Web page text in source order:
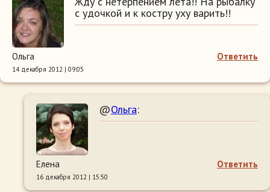
с удочкой и к костру уху варить!!
Ответить
Ольга
14 декабря 2012 | 09:05
@Ольга:
Ответить
Елена
16 декабря 2012 | 15:50